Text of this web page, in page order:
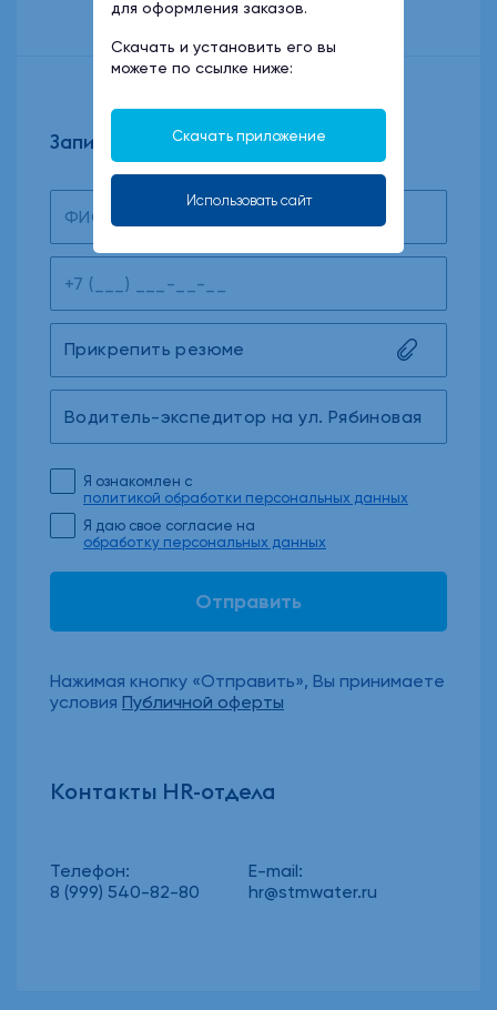
Записаться на собеседование
Прикрепить резюме
Я ознакомлен с
политикой обработки персональных данных
Я даю свое согласие на
обработку персональных данных
Нажимая кнопку «Отправить», Вы принимаете
условия Публичной оферты
Контакты HR-отдела
Телефон:
8 (999) 540-82-80
E-mail:
hr@stmwater.ru
для оформления заказов.
Скачать и установить его вы
можете по ссылке ниже:
Скачать приложение
Использовать сайт